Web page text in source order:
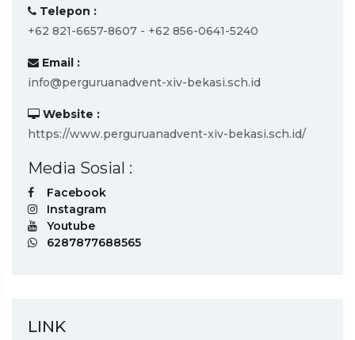
Telepon :
+62 821-6657-8607 - +62 856-0641-5240
Email :
info@perguruanadvent-xiv-bekasi.sch.id
Website :
https://www.perguruanadvent-xiv-bekasi.sch.id/
Media Sosial :
Facebook
Instagram
Youtube
6287877688565
LINK